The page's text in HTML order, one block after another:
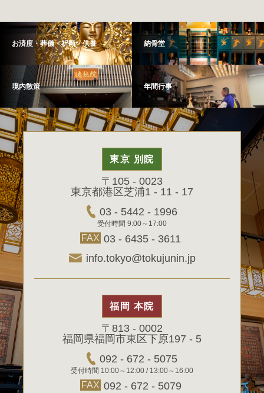
お済度・葬儀・祈願・供養 納骨堂
境内散策 年間行事
東京 別院
〒105 - 0023
東京都港区芝浦1 - 11 - 17
03 - 5442 - 1996
受付時間 9:00～17:00
FAX 03 - 6435 - 3611
info.tokyo@tokujunin.jp
福岡 本院
〒813 - 0002
福岡県福岡市東区下原197 - 5
092 - 672 - 5075
受付時間 10:00～12:00 / 13:00～16:00
FAX 092 - 672 - 5079